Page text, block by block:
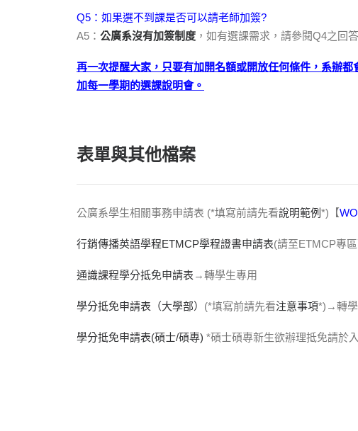
Q5：如果選不到課是否可以請老師加簽?
A5： 公廣系沒有加簽制度 ，如有選課需求，請參閱Q4之回
再一次提醒大家，只要有加開名額或開放任何條件，系辦
加每一學期的選課說明會。
表單與其他檔案
公廣系學生相關事務申請表 (*填寫前請先看說明範例*)【
行銷傳播英語學程ETMCP學程證書申請表(請至ETMCP專
通識課程學分抵免申請表 →轉學生專用
學分抵免申請表（大學部） (*填寫前請先看注意事項*)→轉學
學分抵免申請表(碩士/碩專) *碩士碩專新生欲辦理抵免請於